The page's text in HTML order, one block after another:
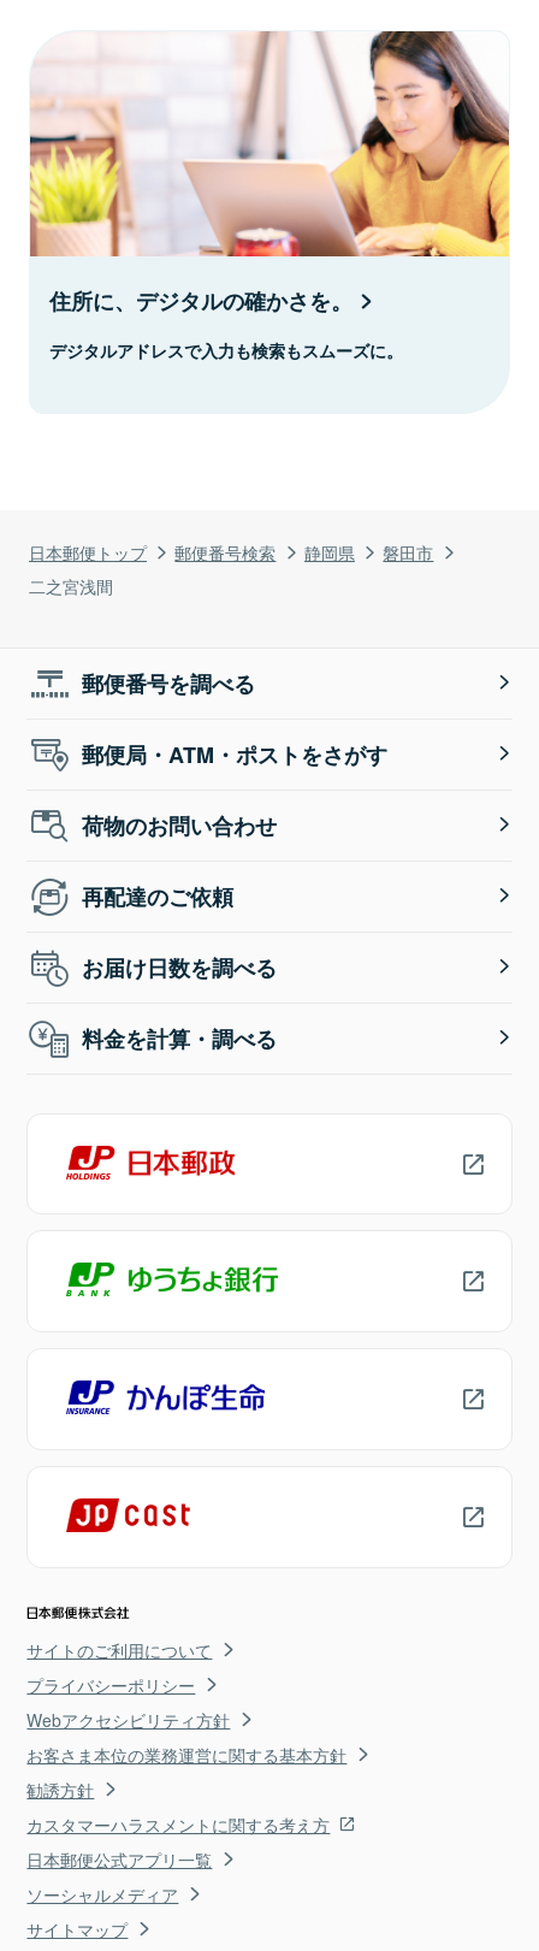
日本郵便トップ 郵便番号検索 静岡県
磐田市
二之宮浅間
住所に、デジタルの確かさを。
デジタルアドレスで入力も検索もスムーズに。
郵便番号を調べる
郵便局・ATM・ポストをさがす
荷物のお問い合わせ
再配達のご依頼
お届け日数を調べる
料金を計算・調べる
サイトのご利用について
プライバシーポリシー
Webアクセシビリティ方針
お客さま本位の業務運営に関する基本方針
勧誘方針
カスタマーハラスメントに関する考え方
日本郵便公式アプリ一覧
ソーシャルメディア
サイトマップ